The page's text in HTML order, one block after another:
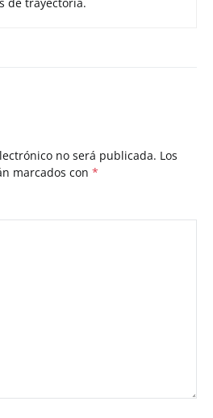
no será publicada. Los
marcados con *